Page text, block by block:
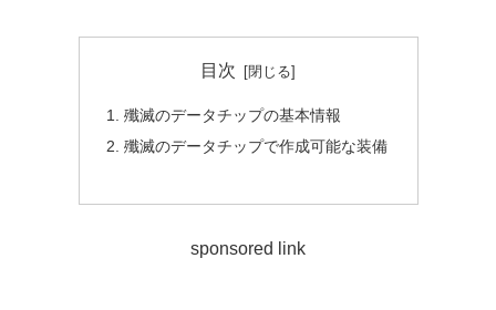
目次
殲滅のデータチップの基本情報
殲滅のデータチップで作成可能な装備
sponsored link